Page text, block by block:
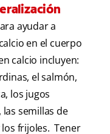
ayudar a
en el cuerpo
calcio incluyen:
el salmón,
los jugos
semillas de
frijoles. Tener